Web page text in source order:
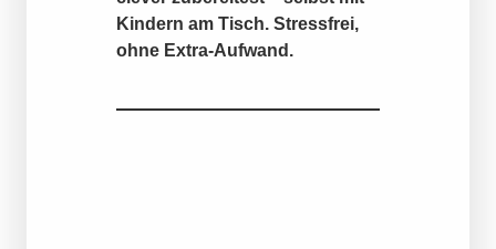
Kindern am Tisch. Stressfrei,
ohne Extra-Aufwand.